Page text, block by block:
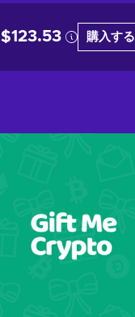
$123.53 購入する